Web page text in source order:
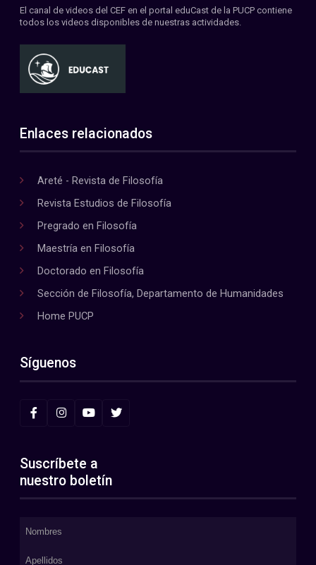
El canal de videos del CEF en el portal eduCast de la PUCP contiene
todos los videos disponibles de nuestras actividades.
Enlaces relacionados
Areté - Revista de Filosofía
Revista Estudios de Filosofía
Pregrado en Filosofía
Maestría en Filosofía
Doctorado en Filosofía
Sección de Filosofía, Departamento de Humanidades
Home PUCP
Síguenos
Suscríbete a
nuestro boletín